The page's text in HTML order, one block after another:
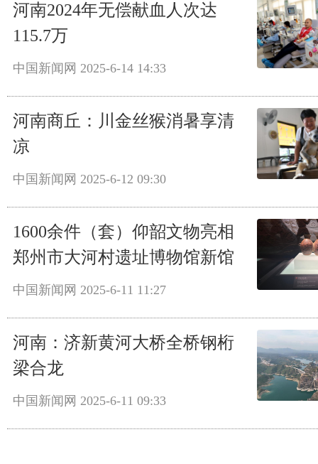
河南2024年无偿献血人次达
115.7万
中国新闻网 2025-6-14 14:33
河南商丘：川金丝猴消暑享清
凉
中国新闻网 2025-6-12 09:30
1600余件（套）仰韶文物亮相
郑州市大河村遗址博物馆新馆
中国新闻网 2025-6-11 11:27
河南：济新黄河大桥全桥钢桁
梁合龙
中国新闻网 2025-6-11 09:33